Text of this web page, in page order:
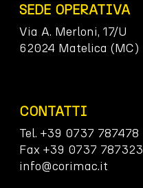
SEDE OPERATIVA
Via A. Merloni, 17/U
62024 Matelica (MC)
CONTATTI
Tel. +39 0737 787478
Fax +39 0737 787323
info@corimac.it